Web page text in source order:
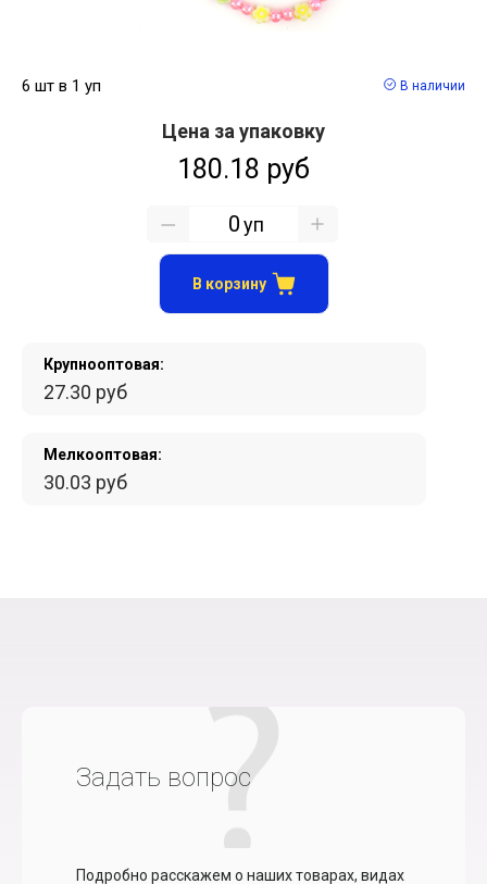
6 шт в 1 уп В наличии
Крупнооптовая:
27.30 руб
Мелкооптовая:
30.03 руб
Цена за упаковку
180.18 руб
уп
В корзину
Задать вопрос
Подробно расскажем о наших товарах, видах